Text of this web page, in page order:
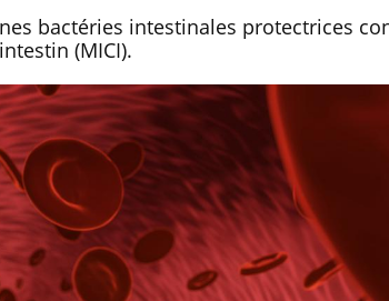
bactéries intestinales protectrices
(MICI).